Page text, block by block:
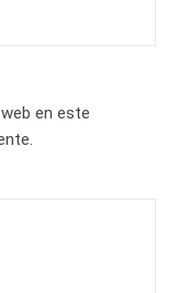
en este